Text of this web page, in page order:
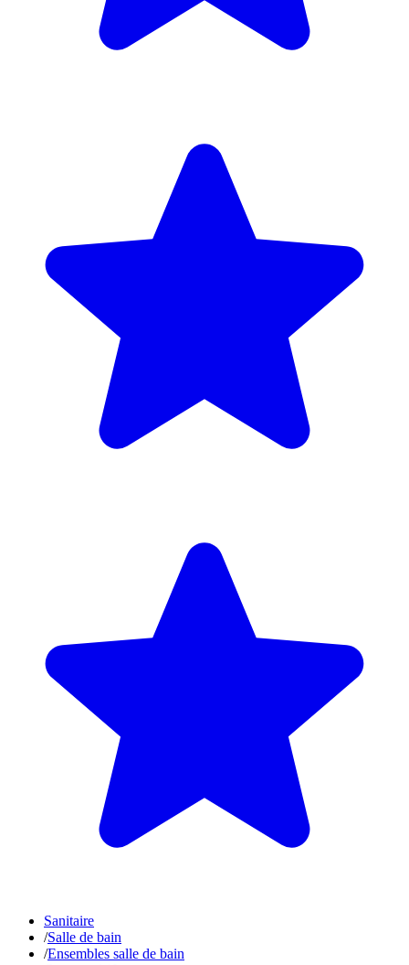
Sanitaire
/Salle de bain
/Ensembles salle de bain